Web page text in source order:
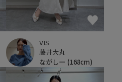
VIS
藤井大丸
ながしー (168cm)